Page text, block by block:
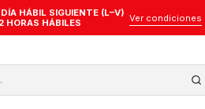
HÁBIL SIGUIENTE (L–V)
HORAS HÁBILES
Ver condiciones
(Ref TIN020)
Termómetro